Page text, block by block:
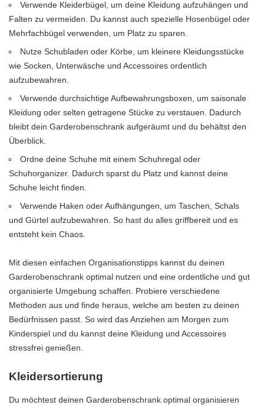
Verwende Kleiderbügel, um deine Kleidung aufzuhängen und
Falten zu vermeiden. Du kannst auch spezielle Hosenbügel oder
Mehrfachbügel verwenden, um Platz zu sparen.
Nutze Schubladen oder Körbe, um kleinere Kleidungsstücke
wie Socken, Unterwäsche und Accessoires ordentlich
aufzubewahren.
Verwende durchsichtige Aufbewahrungsboxen, um saisonale
Kleidung oder selten getragene Stücke zu verstauen. Dadurch
bleibt dein Garderobenschrank aufgeräumt und du behältst den
Überblick.
Ordne deine Schuhe mit einem Schuhregal oder
Schuhorganizer. Dadurch sparst du Platz und kannst deine
Schuhe leicht finden.
Verwende Haken oder Aufhängungen, um Taschen, Schals
und Gürtel aufzubewahren. So hast du alles griffbereit und es
entsteht kein Chaos.
Mit diesen einfachen Organisationstipps kannst du deinen
Garderobenschrank optimal nutzen und eine ordentliche und gut
organisierte Umgebung schaffen. Probiere verschiedene
Methoden aus und finde heraus, welche am besten zu deinen
Bedürfnissen passt. So wird das Anziehen am Morgen zum
Kinderspiel und du kannst deine Kleidung und Accessoires
stressfrei genießen.
Kleidersortierung
Du möchtest deinen Garderobenschrank optimal organisieren